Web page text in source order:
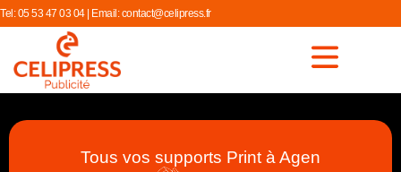
Tel:05 53 47 03 04| Email:contact@celipress.fr
Tous vos supports Print à Agen